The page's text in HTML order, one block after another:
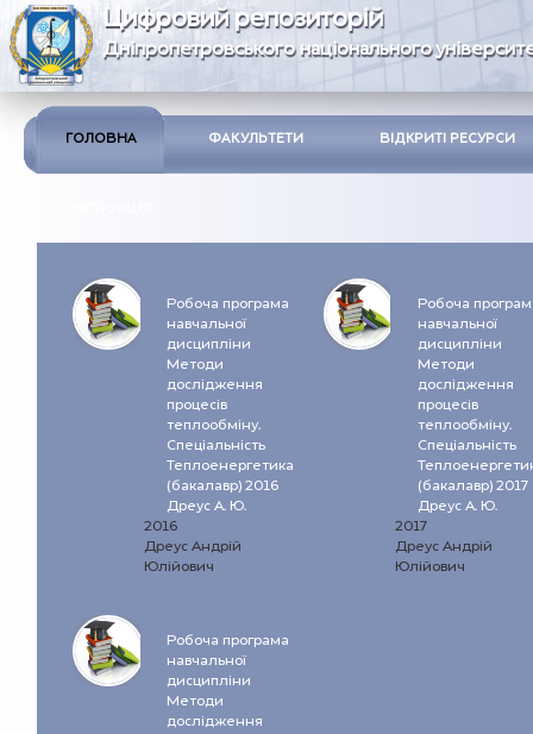
Цифровий репозиторій
Дніпропетровського національного
ГОЛОВНА ФАКУЛЬТЕТИ ВІДКРИТІ РЕСУРСИ
Робоча програма
навчальної
дисципліни
Методи
дослідження
процесів
теплообміну.
Спеціальність
Теплоенергетика
(бакалавр) 2016
Дреус А. Ю.
2016
Дреус Андрій
Юлійович
Робоча
навчальної
дисципліни
Методи
дослідження
процесів
теплообміну.
Спеціальність
(бакалавр) 2017
Дреус А. Ю.
2017
Дреус Андрій
Юлійович
Робоча програма
навчальної
дисципліни
Методи
дослідження